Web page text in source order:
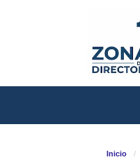
Inicio /